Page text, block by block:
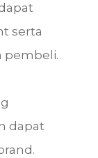
serta
pembeli.
dapat